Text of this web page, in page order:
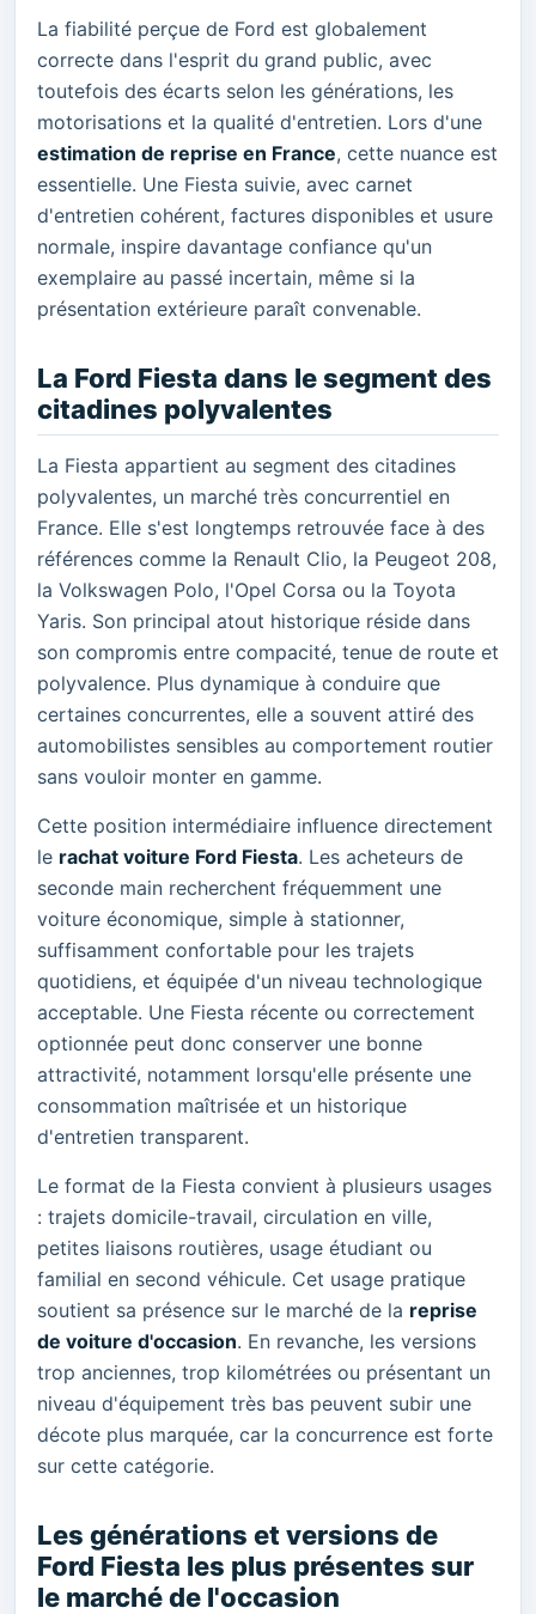
La fiabilité perçue de Ford est globalement
correcte dans l'esprit du grand public, avec
toutefois des écarts selon les générations, les
motorisations et la qualité d'entretien. Lors d'une
estimation de reprise en France, cette nuance est
essentielle. Une Fiesta suivie, avec carnet
d'entretien cohérent, factures disponibles et usure
normale, inspire davantage confiance qu'un
exemplaire au passé incertain, même si la
présentation extérieure paraît convenable.
La Ford Fiesta dans le segment des
citadines polyvalentes
La Fiesta appartient au segment des citadines
polyvalentes, un marché très concurrentiel en
France. Elle s'est longtemps retrouvée face à des
références comme la Renault Clio, la Peugeot 208,
la Volkswagen Polo, l'Opel Corsa ou la Toyota
Yaris. Son principal atout historique réside dans
son compromis entre compacité, tenue de route et
polyvalence. Plus dynamique à conduire que
certaines concurrentes, elle a souvent attiré des
automobilistes sensibles au comportement routier
sans vouloir monter en gamme.
Cette position intermédiaire influence directement
le rachat voiture Ford Fiesta. Les acheteurs de
seconde main recherchent fréquemment une
voiture économique, simple à stationner,
suffisamment confortable pour les trajets
quotidiens, et équipée d'un niveau technologique
acceptable. Une Fiesta récente ou correctement
optionnée peut donc conserver une bonne
attractivité, notamment lorsqu'elle présente une
consommation maîtrisée et un historique
d'entretien transparent.
Le format de la Fiesta convient à plusieurs usages
: trajets domicile-travail, circulation en ville,
petites liaisons routières, usage étudiant ou
familial en second véhicule. Cet usage pratique
soutient sa présence sur le marché de la reprise
de voiture d'occasion. En revanche, les versions
trop anciennes, trop kilométrées ou présentant un
niveau d'équipement très bas peuvent subir une
décote plus marquée, car la concurrence est forte
sur cette catégorie.
Les générations et versions de
Ford Fiesta les plus présentes sur
le marché de l'occasion